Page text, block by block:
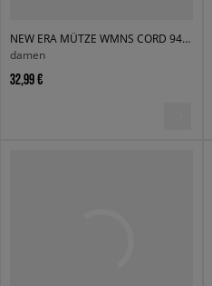
NEW ERA MÜTZE WMNS CORD 940 NYY BLK NEW YORK YANKEES
damen
32,99 €